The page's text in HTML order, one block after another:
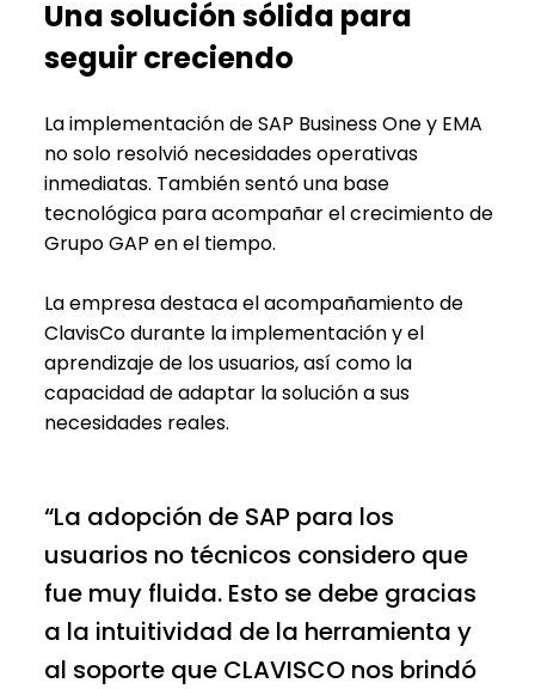
Una solución sólida para
seguir creciendo
La implementación de SAP Business One y EMA
no solo resolvió necesidades operativas
inmediatas. También sentó una base
tecnológica para acompañar el crecimiento de
Grupo GAP en el tiempo.
La empresa destaca el acompañamiento de
ClavisCo durante la implementación y el
aprendizaje de los usuarios, así como la
capacidad de adaptar la solución a sus
necesidades reales.
“La adopción de SAP para los
usuarios no técnicos considero que
fue muy fluida. Esto se debe gracias
a la intuitividad de la herramienta y
al soporte que CLAVISCO nos brindó